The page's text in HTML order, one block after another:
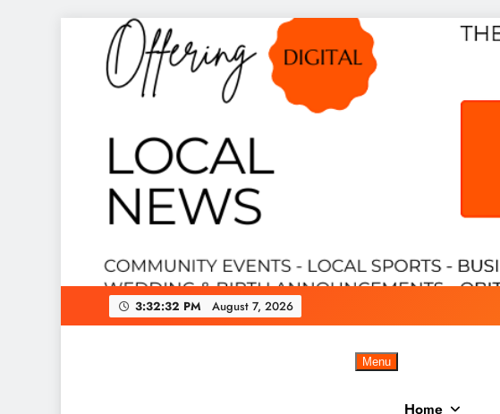
3:32:33 PM August 7, 2026
Menu
Home